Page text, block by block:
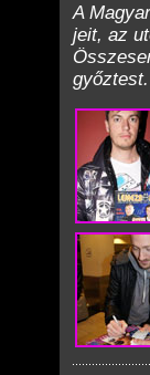
A
jeit, az
győztest.